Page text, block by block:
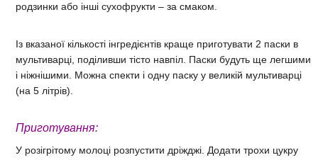
родзинки або інші сухофрукти – за смаком.
Із вказаної кількості інгредієнтів краще приготувати 2 паски в
мультиварці, поділивши тісто навпіл. Паски будуть ще легшими
і ніжнішими. Можна спекти і одну паску у великій мультиварці
(на 5 літрів).
Приготування:
У розігрітому молоці розпустити дріжджі. Додати трохи цукру